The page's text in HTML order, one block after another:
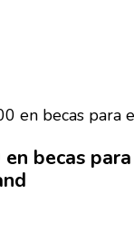
becas para